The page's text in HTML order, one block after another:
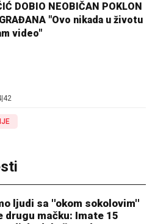
DOBIO NEOBIČAN POKLON
"Ovo nikada u životu
video"
42
ljudi sa ''okom sokolovim''
drugu mačku: Imate 15